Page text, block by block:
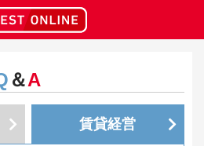
＆A
賃貸経営